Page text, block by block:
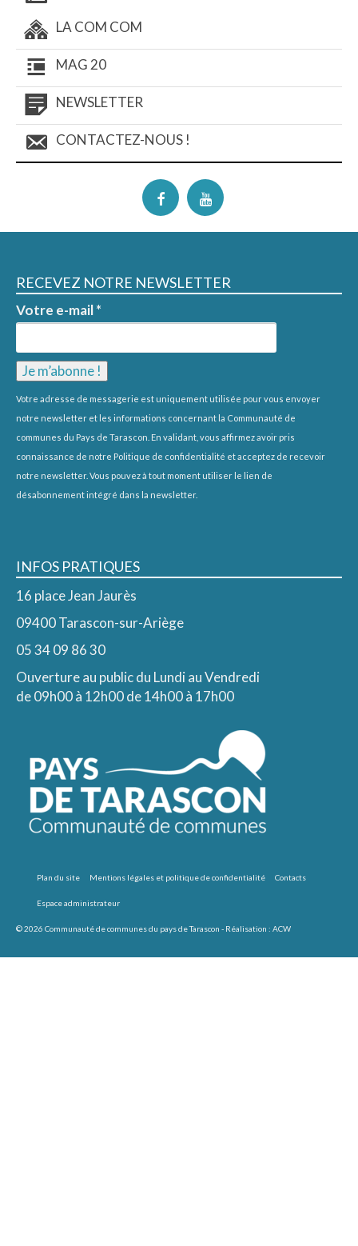
LA COM COM
MAG 20
NEWSLETTER
CONTACTEZ-NOUS !
RECEVEZ NOTRE NEWSLETTER
Votre e-mail*
Votre adresse de messagerie est uniquement utilisée pour vous envoyer
notre newsletter et les informations concernant la Communauté de
communes du Pays de Tarascon. En validant, vous affirmez avoir pris
connaissance de notre Politique de confidentialité et acceptez de recevoir
notre newsletter. Vous pouvez à tout moment utiliser le lien de
désabonnement intégré dans la newsletter.
INFOS PRATIQUES
16 place Jean Jaurès
09400 Tarascon-sur-Ariège
05 34 09 86 30
Ouverture au public du Lundi au Vendredi
de 09h00 à 12h00 de 14h00 à 17h00
Plan du site Mentions légales et politique de confidentialité Contacts
Espace administrateur
© 2026 Communauté de communes du pays de Tarascon - Réalisation : ACW